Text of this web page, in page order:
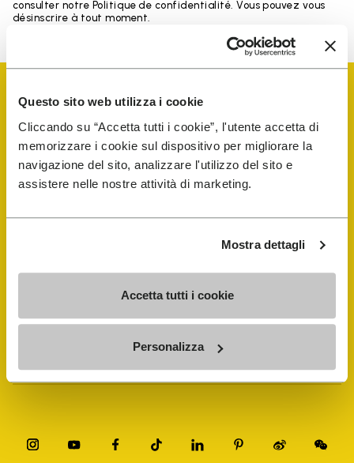
Questo sito web utilizza i cookie
Cliccando su “Accetta tutti i cookie”, l'utente accetta di
memorizzare i cookie sul dispositivo per migliorare la
navigazione del sito, analizzare l'utilizzo del sito e
assistere nelle nostre attività di marketing.
Mostra dettagli
Accetta tutti i cookie
Personalizza
consulter notre Politique de confidentialité. Vous pouvez vous
désinscrire à tout moment.
Vibram Events
FiveFingers Guide